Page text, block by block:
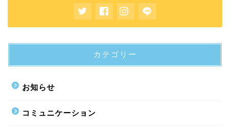
カテゴリー
お知らせ
コミュニケーション